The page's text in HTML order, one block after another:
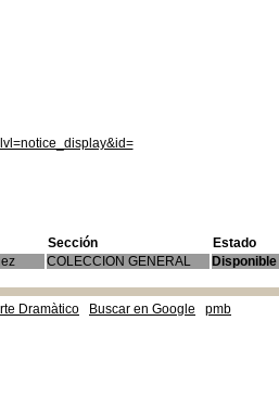
Sección
Estado
COLECCION GENERAL Disponible
Dramàtico Buscar en Google pmb